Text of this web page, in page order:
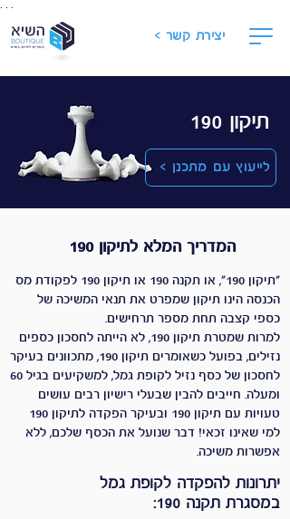
יצירת קשר >
תיקון 190
לייעוץ עם מתכנן >
המדריך המלא לתיקון 190
"תיקון 190", או תקנה 190 או תיקון 190 לפקודת מס
הכנסה הינו תיקון שמפרט את תנאי המשיכה של
כספי קצבה תחת מספר תרחישים.
​למרות שמטרת תיקון 190, לא הייתה לחסכון כספים
נזילים, בפועל כשאומרים תיקון 190, מתכוונים בעיקר
לחסכון של כסף נזיל לקופת גמל, למשקיעים בגיל 60
ומעלה. חייבים להבין שבעלי רישיון רבים עושים
טעויות עם תיקון 190 ובעיקר הפקדה לתיקון 190
למי שאינו זכאי! דבר שנועל את הכסף שלכם, ללא
אפשרות משיכה.​
יתרונות להפקדה לקופת גמל
במסגרת תקנה 190: